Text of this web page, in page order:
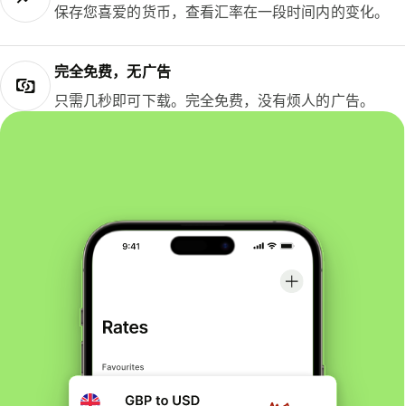
保存您喜爱的货币，查看汇率在一段时间内的变化。
完全免费，无广告
只需几秒即可下载。完全免费，没有烦人的广告。